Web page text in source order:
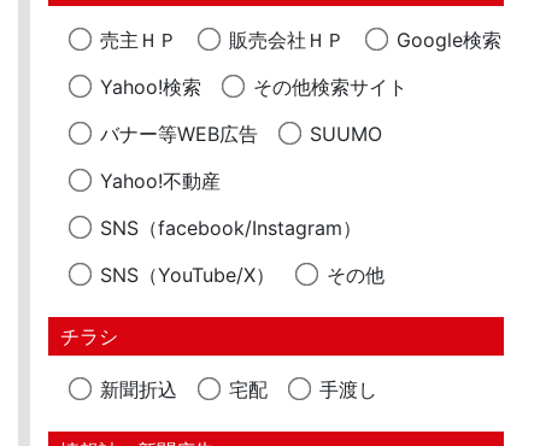
売主ＨＰ 販売会社ＨＰ
Google検索
Yahoo!検索
その他検索サイト
バナー等WEB広告
SUUMO
Yahoo!不動産
SNS（facebook/Instagram）
SNS（YouTube/X）
その他
チラシ
新聞折込 宅配 手渡し